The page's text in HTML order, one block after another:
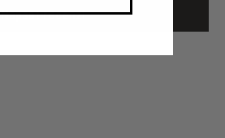
Napsat recenzi